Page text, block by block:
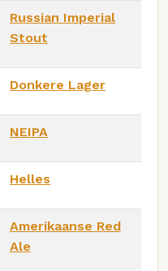
Russian Imperial
Stout
Donkere Lager
NEIPA
Helles
Amerikaanse Red
Ale